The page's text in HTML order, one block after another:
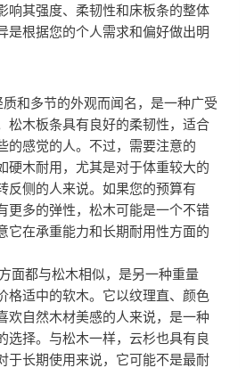
响其强度、柔韧性和床板条的整体
是根据您的个人需求和偏好做出明
和多节的外观而闻名，是一种广受
松木板条具有良好的柔韧性，适合
的感觉的人。不过，需要注意的
硬木耐用，尤其是对于体重较大的
反侧的人来说。如果您的预算有
更多的弹性，松木可能是一个不错
它在承重能力和长期耐用性方面的
面都与松木相似，是另一种重量
格适中的软木。它以纹理直、颜色
欢自然木材美感的人来说，是一种
选择。与松木一样，云杉也具有良
于长期使用来说，它可能不是最耐